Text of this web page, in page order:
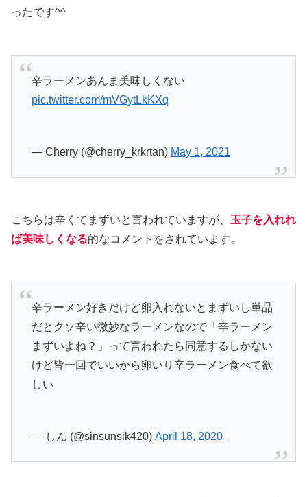
ったです^^
辛ラーメンあんま美味しくない
pic.twitter.com/mVGytLkKXq
— Cherry (@cherry_krkrtan) May 1, 2021
こちらは辛くてまずいと言われていますが、 玉子を入れれ
ば美味しくなる的なコメントをされています。
辛ラーメン好きだけど卵入れないとまずいし単品
だとクソ辛い微妙なラーメンなので「辛ラーメン
まずいよね？」って言われたら同意するしかない
けど皆一回でいいから卵いり辛ラーメン食べて欲
しい
— しん (@sinsunsik420) April 18, 2020